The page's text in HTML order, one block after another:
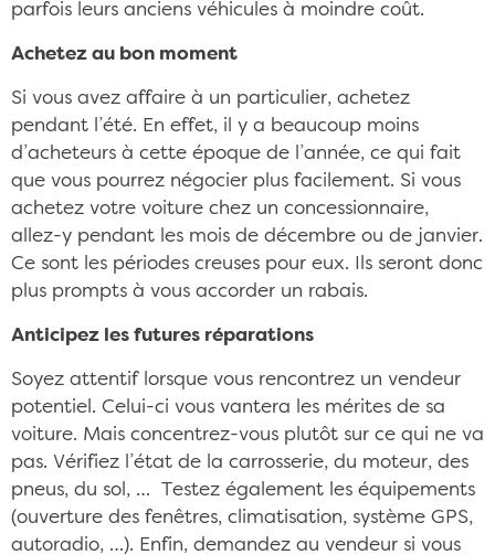
parfois leurs anciens véhicules à moindre coût.
Achetez au bon moment
Si vous avez affaire à un particulier, achetez
pendant l’été. En effet, il y a beaucoup moins
d’acheteurs à cette époque de l’année, ce qui fait
que vous pourrez négocier plus facilement. Si vous
achetez votre voiture chez un concessionnaire,
allez-y pendant les mois de décembre ou de janvier.
Ce sont les périodes creuses pour eux. Ils seront donc
plus prompts à vous accorder un rabais.
Anticipez les futures réparations
Soyez attentif lorsque vous rencontrez un vendeur
potentiel. Celui-ci vous vantera les mérites de sa
voiture. Mais concentrez-vous plutôt sur ce qui ne va
pas. Vérifiez l’état de la carrosserie, du moteur, des
pneus, du sol, … Testez également les équipements
(ouverture des fenêtres, climatisation, système GPS,
autoradio, …). Enfin, demandez au vendeur si vous